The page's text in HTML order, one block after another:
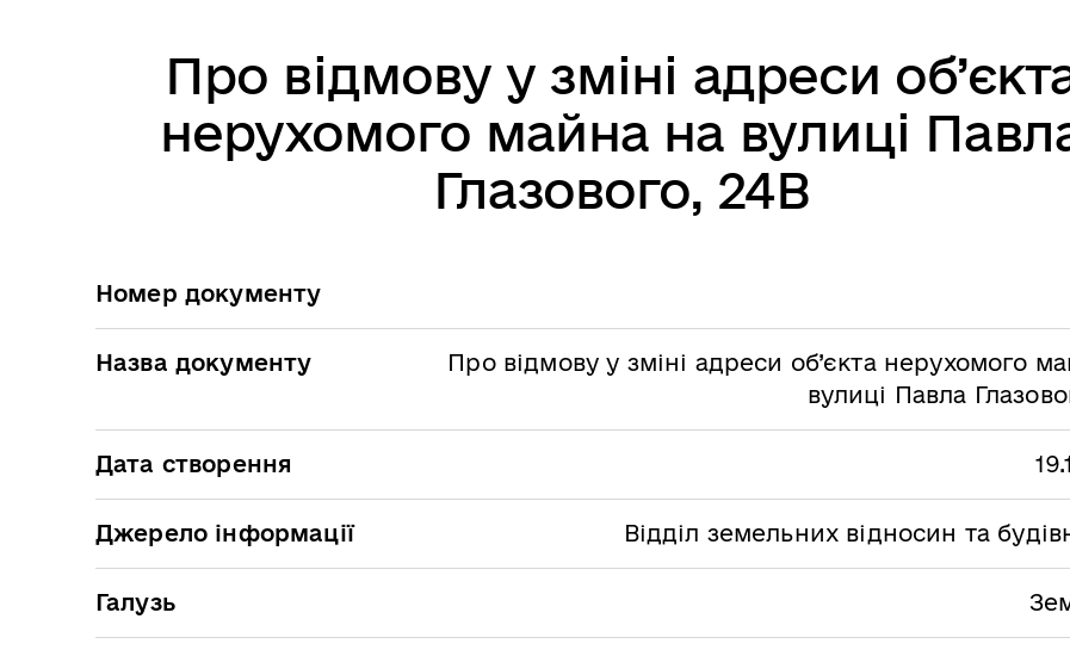
Про відмову у зміні адреси
нерухомого майна на вулиці
Глазового, 24В
Номер документу
Назва документу
Про відмову у зміні адреси об’єкта нерухомого
вулиці Павла
Дата створення
Джерело інформації Відділ земельних відносин та
Галузь